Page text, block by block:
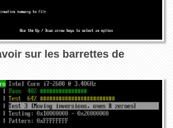
sur les barrettes de